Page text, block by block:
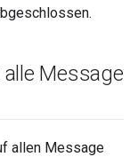
Message
allen Message